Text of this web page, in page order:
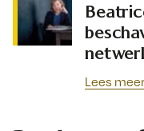
Lees